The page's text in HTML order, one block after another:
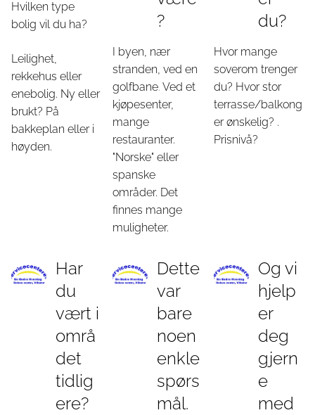
Hvilken type
bolig vil du ha?
Leilighet,
rekkehus eller
enebolig. Ny eller
brukt? På
bakkeplan eller i
høyden.
?
I byen, nær
stranden, ved en
golfbane.Ved et
kjøpesenter,
mange
restauranter.
"Norske" eller
spanske
områder. Det
finnes mange
muligheter.
du?
Hvor mange
soverom trenger
du? Hvor stor
terrasse/balkong
er ønskelig? .
Prisnivå?
Har
du
vært i
områ
det
tidlig
ere?
Dette
var
bare
noen
enkle
spørs
mål.
Og vi
hjelp
er
deg
gjern
e
med